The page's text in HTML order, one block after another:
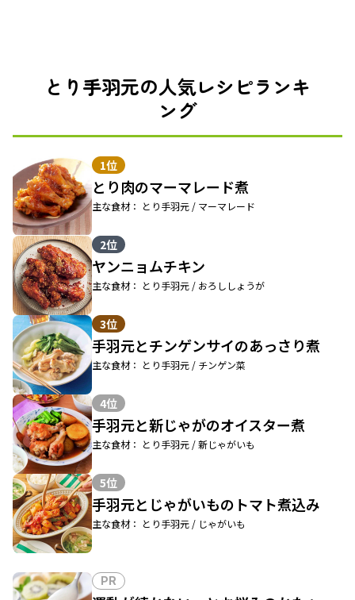
とり手羽元の人気レシピランキ
ング
1位
とり肉のマーマレード煮
主な食材： とり手羽元 / マーマレード
2位
ヤンニョムチキン
主な食材： とり手羽元 / おろししょうが
3位
手羽元とチンゲンサイのあっさり煮
主な食材： とり手羽元 / チンゲン菜
4位
手羽元と新じゃがのオイスター煮
主な食材： とり手羽元 / 新じゃがいも
5位
手羽元とじゃがいものトマト煮込み
主な食材： とり手羽元 / じゃがいも
PR